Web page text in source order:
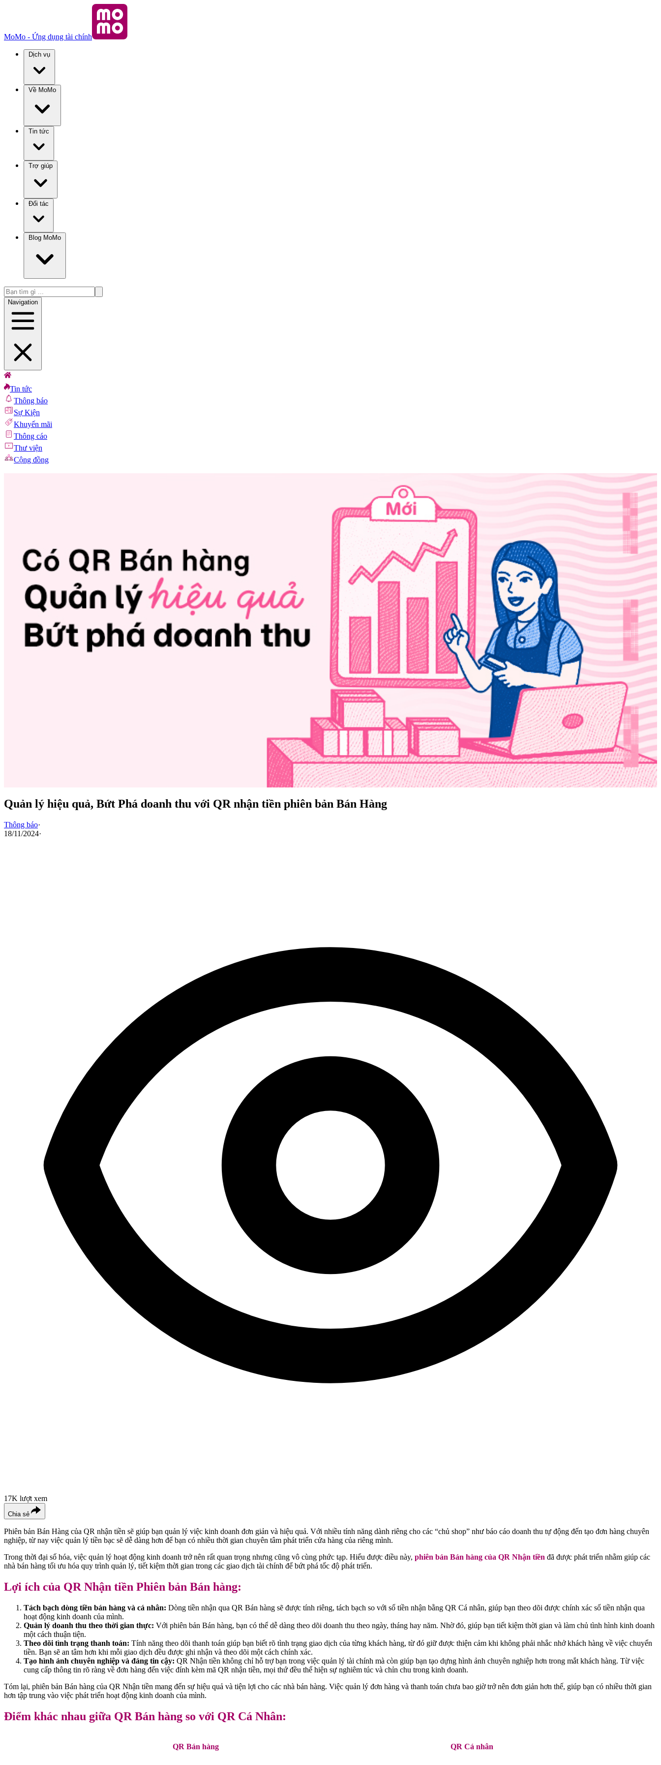
MoMo - Ứng dụng tài chính
Dịch vụ
Về MoMo
Tin tức
Trợ giúp
Đối tác
Blog MoMo
Navigation
Tin tức
Thông báo
Sự Kiện
Khuyến mãi
Thông cáo
Thư viện
Cộng đồng
Quản lý hiệu quả, Bứt Phá doanh thu với QR nhận tiền phiên bản Bán Hàng
Thông báo·
18/11/2024·
17K lượt xem
Chia sẻ
Phiên bản Bán Hàng của QR nhận tiền sẽ giúp bạn quản lý việc kinh doanh đơn giản và hiệu quả. Với nhiều tính năng dành riêng cho các “chủ shop” như báo cáo doanh thu tự động đến tạo đơn hàng chuyên
nghiệp, từ nay việc quản lý tiền bạc sẽ dễ dàng hơn để bạn có nhiều thời gian chuyên tâm phát triển cửa hàng của riêng mình.
Trong thời đại số hóa, việc quản lý hoạt động kinh doanh trở nên rất quan trọng nhưng cũng vô cùng phức tạp. Hiểu được điều này, phiên bản Bán hàng của QR Nhận tiền đã được phát triển nhằm giúp các
nhà bán hàng tối ưu hóa quy trình quản lý, tiết kiệm thời gian trong các giao dịch tài chính để bứt phá tốc độ phát triển.
Lợi ích của QR Nhận tiền Phiên bản Bán hàng:
Tách bạch dòng tiền bán hàng và cá nhân: Dòng tiền nhận qua QR Bán hàng sẽ được tính riêng, tách bạch so với số tiền nhận bằng QR Cá nhân, giúp bạn theo dõi được chính xác số tiền nhận qua
hoạt động kinh doanh của mình.
Quản lý doanh thu theo thời gian thực: Với phiên bản Bán hàng, bạn có thể dễ dàng theo dõi doanh thu theo ngày, tháng hay năm. Nhờ đó, giúp bạn tiết kiệm thời gian và làm chủ tình hình kinh doanh
một cách thuận tiện.
Theo dõi tình trạng thanh toán: Tính năng theo dõi thanh toán giúp bạn biết rõ tình trạng giao dịch của từng khách hàng, từ đó giữ được thiện cảm khi không phải nhắc nhở khách hàng về việc chuyển
tiền. Bạn sẽ an tâm hơn khi mỗi giao dịch đều được ghi nhận và theo dõi một cách chính xác.
Tạo hình ảnh chuyên nghiệp và đáng tin cậy: QR Nhận tiền không chỉ hỗ trợ bạn trong việc quản lý tài chính mà còn giúp bạn tạo dựng hình ảnh chuyên nghiệp hơn trong mắt khách hàng. Từ việc
cung cấp thông tin rõ ràng về đơn hàng đến việc đính kèm mã QR nhận tiền, mọi thứ đều thể hiện sự nghiêm túc và chỉn chu trong kinh doanh.
Tóm lại, phiên bản Bán hàng của QR Nhận tiền mang đến sự hiệu quả và tiện lợi cho các nhà bán hàng. Việc quản lý đơn hàng và thanh toán chưa bao giờ trở nên đơn giản hơn thế, giúp bạn có nhiều thời gian
hơn tập trung vào việc phát triển hoạt động kinh doanh của mình.
Điểm khác nhau giữa QR Bán hàng so với QR Cá Nhân:
QR Bán hàng QR Cá nhân